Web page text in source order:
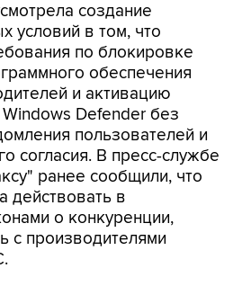
создание
условий в том, что
по блокировке
обеспечения
и активацию
Defender без
пользователей и
согласия. В пресс-службе
ранее сообщили, что
действовать в
о конкуренции,
с производителями